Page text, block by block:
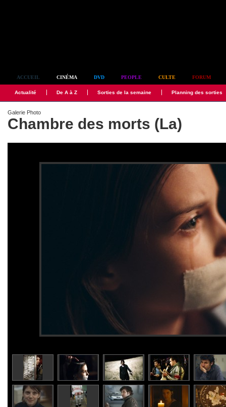
ACCUEIL CINÉMA DVD PEOPLE CULTE FORUM
Actualité De A à Z Sorties de la semaine Planning des sorties
Galerie Photo
Chambre des morts (La)